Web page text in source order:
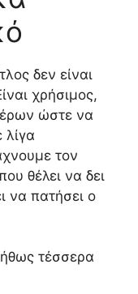
δεν είναι
χρήσιμος,
ώστε να
λίγα
τον
θέλει να δει
να πατήσει ο
τέσσερα